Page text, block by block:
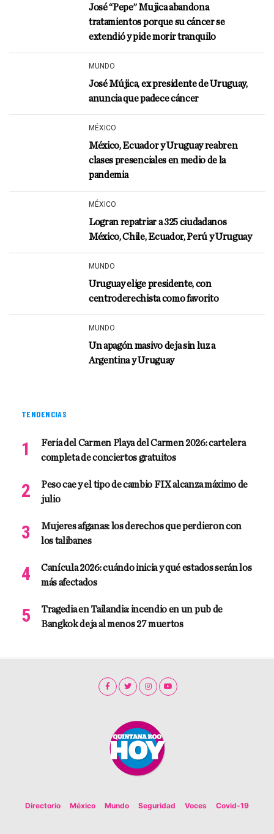
José “Pepe” Mujica abandona
tratamientos porque su cáncer se
extendió y pide morir tranquilo
MUNDO
José Mújica, ex presidente de Uruguay,
anuncia que padece cáncer
MÉXICO
México, Ecuador y Uruguay reabren
clases presenciales en medio de la
pandemia
MÉXICO
Logran repatriar a 325 ciudadanos
México, Chile, Ecuador, Perú y Uruguay
MUNDO
Uruguay elige presidente, con
centroderechista como favorito
MUNDO
Un apagón masivo deja sin luz a
Argentina y Uruguay
TENDENCIAS
Feria del Carmen Playa del Carmen 2026: cartelera
completa de conciertos gratuitos
Peso cae y el tipo de cambio FIX alcanza máximo de
julio
Mujeres afganas: los derechos que perdieron con
los talibanes
Canícula 2026: cuándo inicia y qué estados serán los
más afectados
Tragedia en Tailandia: incendio en un pub de
Bangkok deja al menos 27 muertos
Directorio México Mundo Seguridad Voces Covid-19